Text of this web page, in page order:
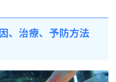
、治療、予防方法